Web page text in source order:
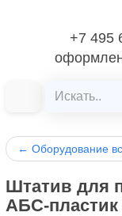
+7 495
← Оборудование
Штатив для
АБС-